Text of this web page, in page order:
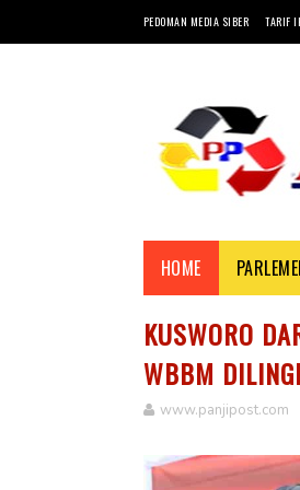
PEDOMAN MEDIA SIBER TARIF
HOME
KUSWORO
WBBM
www.panjipost.com